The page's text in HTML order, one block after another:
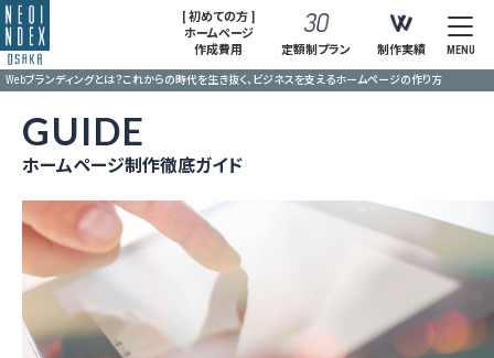
[ 初めての方 ]
ホームページ
作成費用
定額制プラン 制作実績 MENU
Webブランディングとは？これからの時代を生き抜く、ビジネスを支えるホームページの作り方
GUIDE
ホームページ制作徹底ガイド